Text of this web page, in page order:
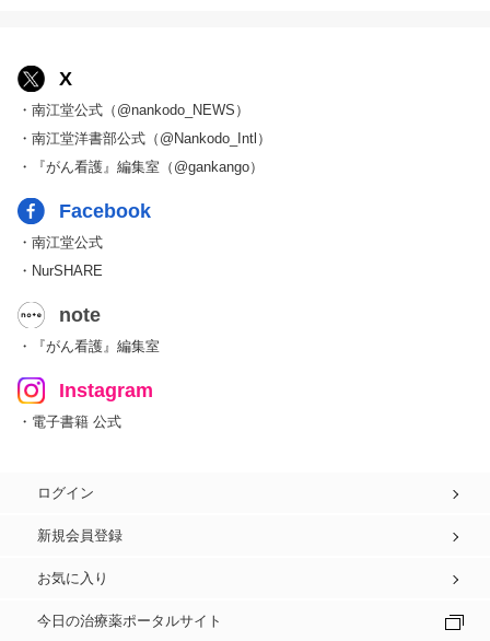
X
・南江堂公式（@nankodo_NEWS）
・南江堂洋書部公式（@Nankodo_Intl）
・『がん看護』編集室（@gankango）
Facebook
・南江堂公式
・NurSHARE
note
・『がん看護』編集室
Instagram
・電子書籍 公式
ログイン
新規会員登録
お気に入り
今日の治療薬ポータルサイト